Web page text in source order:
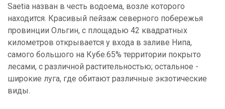
Saetia назван в честь водоема, возле которого
находится. Красивый пейзаж северного побережья
провинции Ольгин, с площадью 42 квадратных
километров открывается у входа в заливе Нипа,
самого большого на Кубе.65% территории покрыто
лесами, с различной растительностью; остальное -
широкие луга, где обитают различные экзотические
виды.